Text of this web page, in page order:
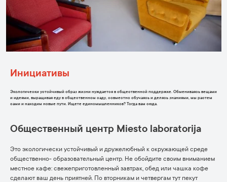
Инициативы
Экологически устойчивый образ жизни нуждается в общественной поддержке. Обмениваясь вещами
и идеями, выращивая еду в общественном саду, совместно обучаясь и делясь знаниями, мы растем
сами и находим новые пути. Ищете единомышленников? Тогда вам сюда.
Общественный центр Miesto laboratorija
Это экологически устойчивый и дружелюбный к окружающей среде
общественно- образовательный центр. Не обойдите своим вниманием
местное кафе: свежеприготовленный завтрак, обед или чашка кофе
сделают ваш день приятней. По вторникам и четвергам тут пекут